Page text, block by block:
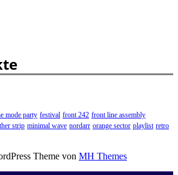
mode party festival front 242 front line assembly
strip minimal wave nordarr orange sector playlist retro
Theme von MH Themes